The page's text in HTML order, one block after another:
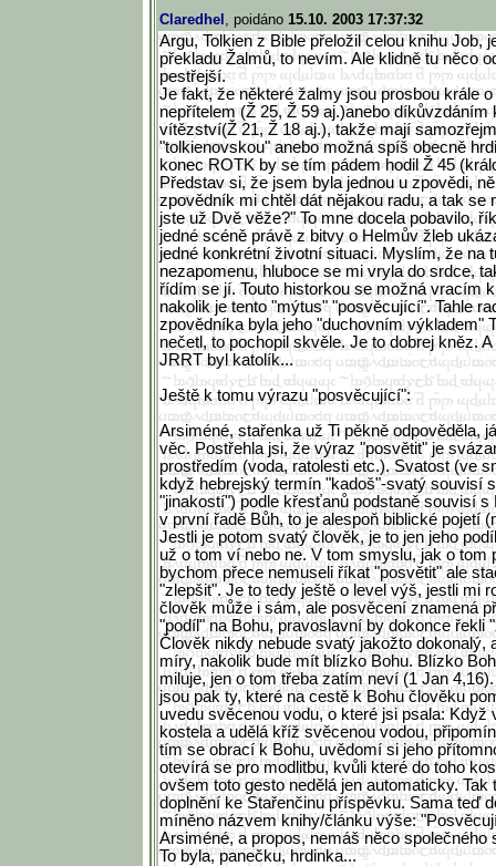
Claredhel , poidáno 15.10. 2003 17:37:32
Argu, Tolkien z Bible přeložil celou knihu Job,
překladu Žalmů, to nevím. Ale klidně tu něco
pestřejší.
Je fakt, že některé žalmy jsou prosbou krále
nepřítelem (Ž 25, Ž 59 aj.)anebo díkůvzdáním
vítězství(Ž 21, Ž 18 aj.), takže mají
"tolkienovskou" anebo možná spíš obecně
konec ROTK by se tím pádem hodil Ž 45
Představ si, že jsem byla jednou u zpovědi,
zpovědník mi chtěl dát nějakou radu, a tak se
jste už Dvě věže?" To mne docela pobavilo,
jedné scéně právě z bitvy o Helmův žleb
jedné konkrétní životní situaci. Myslím, že na
nezapomenu, hluboce se mi vryla do srdce,
řídím se jí. Touto historkou se možná vracím
nakolik je tento "mýtus" "posvěcující". Tahle
zpovědníka byla jeho "duchovním výkladem"
nečetl, to pochopil skvěle. Je to dobrej kněz.
JRRT byl katolík...
Ještě k tomu výrazu "posvěcující":
Arsiméné, stařenka už Ti pěkně odpověděla,
věc. Postřehla jsi, že výraz "posvětit" je
prostředím (voda, ratolesti etc.). Svatost (ve
když hebrejský termín "kadoš"-svatý souvisí
"jinakostí") podle křesťanů podstaně souvisí s
v první řadě Bůh, to je alespoň biblické pojetí
Jestli je potom svatý člověk, je to jen jeho
už o tom ví nebo ne. V tom smyslu, jak o tom
bychom přece nemuseli říkat "posvětit" ale
"zlepšit". Je to tedy ještě o level výš, jestli mi
člověk může i sám, ale posvěcení znamená
"podíl" na Bohu, pravoslavní by dokonce řekli
Člověk nikdy nebude svatý jakožto dokonalý,
míry, nakolik bude mít blízko Bohu. Blízko
miluje, jen o tom třeba zatím neví (1 Jan
jsou pak ty, které na cestě k Bohu člověku
uvedu svěcenou vodu, o které jsi psala: Když
kostela a udělá kříž svěcenou vodou,
tím se obrací k Bohu, uvědomí si jeho
otevírá se pro modlitbu, kvůli které do toho
ovšem toto gesto nedělá jen automaticky. Tak
doplnění ke Stařenčinu příspěvku. Sama teď
míněno názvem knihy/článku výše:
Arsiméné, a propos, nemáš něco společného
To byla, panečku, hrdinka...